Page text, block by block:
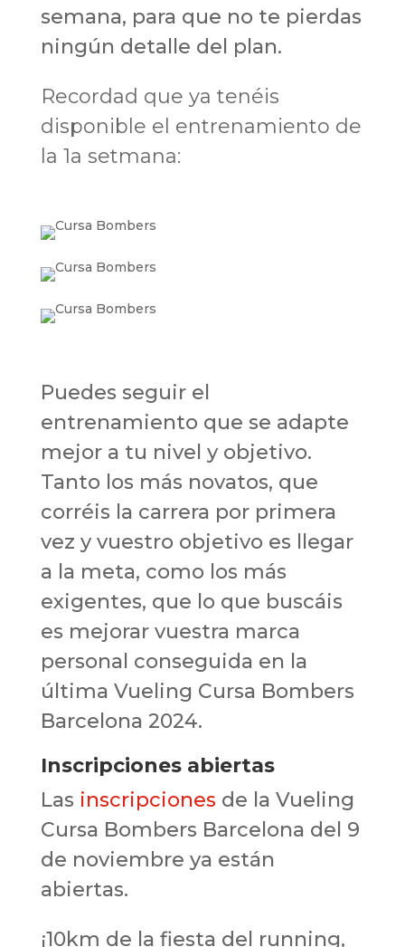
semana, para que no te pierdas
ningún detalle del plan.
Recordad que ya tenéis
disponible el entrenamiento de
la 1a setmana:
Puedes seguir el
entrenamiento que se adapte
mejor a tu nivel y objetivo.
Tanto los más novatos, que
corréis la carrera por primera
vez y vuestro objetivo es llegar
a la meta, como los más
exigentes, que lo que buscáis
es mejorar vuestra marca
personal conseguida en la
última Vueling Cursa Bombers
Barcelona 2024.
Inscripciones abiertas
Las inscripcionesde la Vueling
Cursa Bombers Barcelona del 9
de noviembre ya están
abiertas.
¡10km de la fiesta del running,